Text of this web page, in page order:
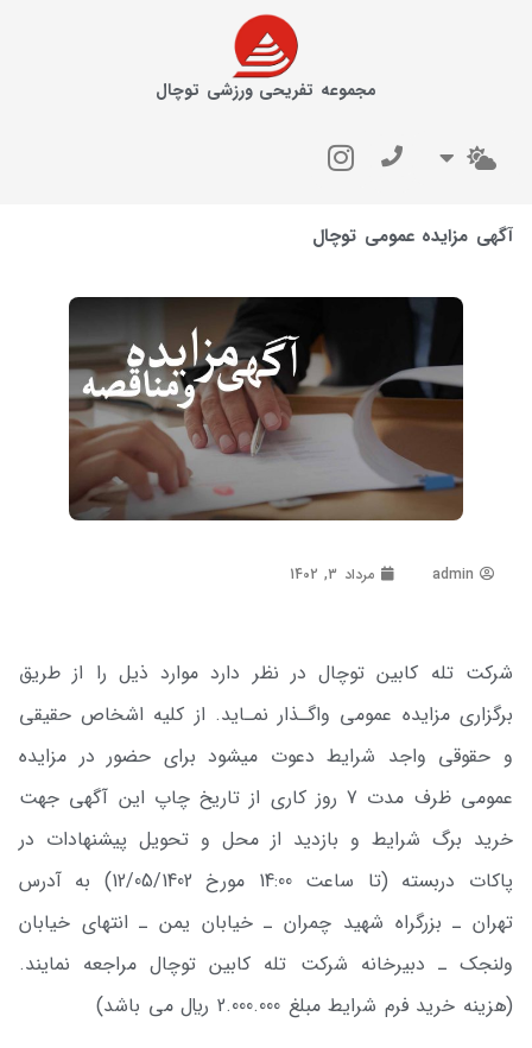
مجموعه تفریحی ورزشی توچال
آگهی مزایده عمومی توچال
admin مرداد 3, 1402
شرکت تله­ کابین توچال در نظر دارد موارد ذیل را از طریق
برگزاری مزایده عمومی واگـذار نمـاید. از کلیه اشخاص حقیقی
و حقوقی واجد شرایط دعوت می­شود برای حضور در مزایده
عمومی ظرف مدت 7 روز کاری از تاریخ چاپ این آگهی جهت
خرید برگ شرایط و بازدید از محل و تحویل پیشنهادات در
پاکات دربسته (تا ساعت 14:00 مورخ 12/05/1402) به آدرس
تهران ـ بزرگراه شهید چمران ـ خیابان­ یمن ـ انتهای خیابان
ولنجک ـ دبیرخانه شرکت تله­ کابین توچال مراجعه نمایند.
(هزینه خرید فرم شرایط مبلغ 2.000.000 ريال می باشد)